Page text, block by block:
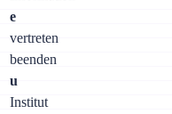
е
vertreten
beenden
u
Institut